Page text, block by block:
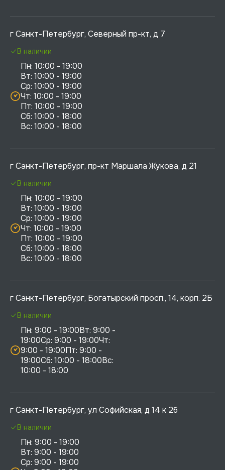
г Санкт-Петербург, Северный пр-кт, д 7
Пн: 10:00 - 19:00
Вт: 10:00 - 19:00
Ср: 10:00 - 19:00
Чт: 10:00 - 19:00
Пт: 10:00 - 19:00
Сб: 10:00 - 18:00
В наличии
г Санкт-Петербург, пр-кт Маршала Жукова, д 21
Пн: 10:00 - 19:00
Вт: 10:00 - 19:00
Ср: 10:00 - 19:00
Чт: 10:00 - 19:00
Пт: 10:00 - 19:00
Сб: 10:00 - 18:00
В наличии
г Санкт-Петербург, Богатырский просп., 14, корп. 2Б
Пн: 9:00 - 19:00Вт: 9:00 -
19:00Ср: 9:00 - 19:00Чт:
9:00 - 19:00Пт: 9:00 -
19:00Сб: 10:00 - 18:00Вс:
10:00 - 18:00
В наличии
г Санкт-Петербург, ул Софийская, д 14 к 2б
Пн: 9:00 - 19:00
Вт: 9:00 - 19:00
Ср: 9:00 - 19:00
В наличии